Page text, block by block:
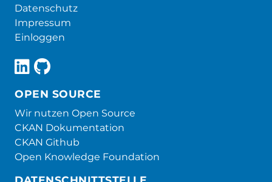
Datenschutz
Impressum
Einloggen
OPEN SOURCE
Wir nutzen Open Source
CKAN Dokumentation
CKAN Github
Open Knowledge Foundation